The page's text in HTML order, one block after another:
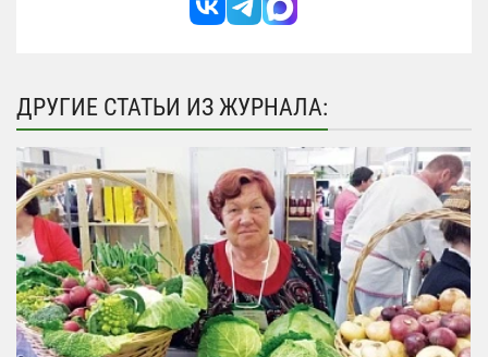
ДРУГИЕ СТАТЬИ ИЗ ЖУРНАЛА: